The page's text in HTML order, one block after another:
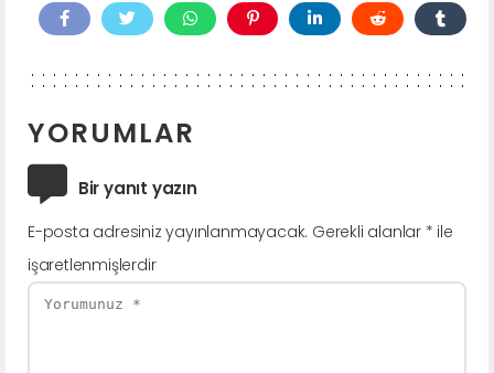
YORUMLAR
Bir yanıt yazın
E-posta adresiniz yayınlanmayacak. Gerekli alanlar * ile
işaretlenmişlerdir